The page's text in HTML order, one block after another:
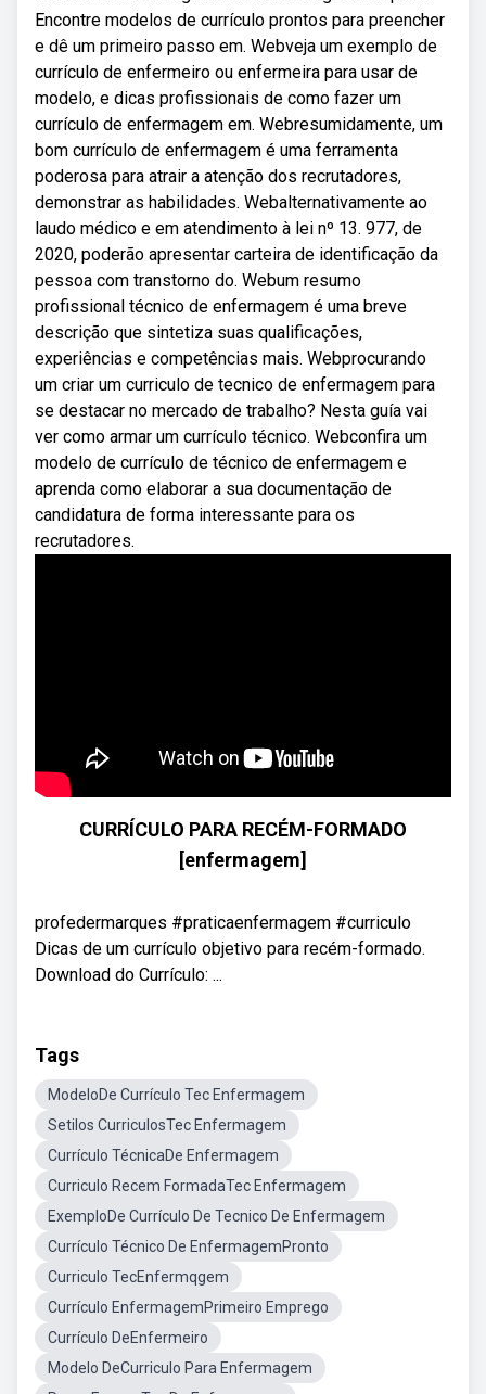
Encontre modelos de currículo prontos para preencher
e dê um primeiro passo em. Webveja um exemplo de
currículo de enfermeiro ou enfermeira para usar de
modelo, e dicas profissionais de como fazer um
currículo de enfermagem em. Webresumidamente, um
bom currículo de enfermagem é uma ferramenta
poderosa para atrair a atenção dos recrutadores,
demonstrar as habilidades. Webalternativamente ao
laudo médico e em atendimento à lei nº 13. 977, de
2020, poderão apresentar carteira de identificação da
pessoa com transtorno do. Webum resumo
profissional técnico de enfermagem é uma breve
descrição que sintetiza suas qualificações,
experiências e competências mais. Webprocurando
um criar um curriculo de tecnico de enfermagem para
se destacar no mercado de trabalho? Nesta guía vai
ver como armar um currículo técnico. Webconfira um
modelo de currículo de técnico de enfermagem e
aprenda como elaborar a sua documentação de
candidatura de forma interessante para os
recrutadores.
CURRÍCULO PARA RECÉM-FORMADO
[enfermagem]
profedermarques #praticaenfermagem #curriculo
Dicas de um currículo objetivo para recém-formado.
Download do Currículo: ...
Tags
ModeloDe Currículo Tec Enfermagem
Setilos CurriculosTec Enfermagem
Currículo TécnicaDe Enfermagem
Curriculo Recem FormadaTec Enfermagem
ExemploDe Currículo De Tecnico De Enfermagem
Currículo Técnico De EnfermagemPronto
Curriculo TecEnfermqgem
Currículo EnfermagemPrimeiro Emprego
Currículo DeEnfermeiro
Modelo DeCurriculo Para Enfermagem